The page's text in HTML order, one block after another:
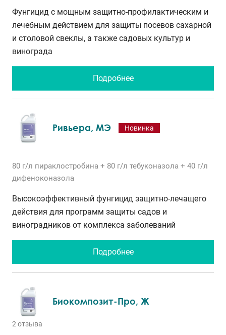
Фунгицид с мощным защитно-профилактическим и
лечебным действием для защиты посевов сахарной
и столовой свеклы, а также садовых культур и
винограда
Подробнее
Ривьера, МЭ Новинка
80 г/л пираклостробина + 80 г/л тебуконазола + 40 г/л
дифеноконазола
Высокоэффективный фунгицид защитно-лечащего
действия для программ защиты садов и
виноградников от комплекса заболеваний
Подробнее
Биокомпозит-Про, Ж
2 отзыва